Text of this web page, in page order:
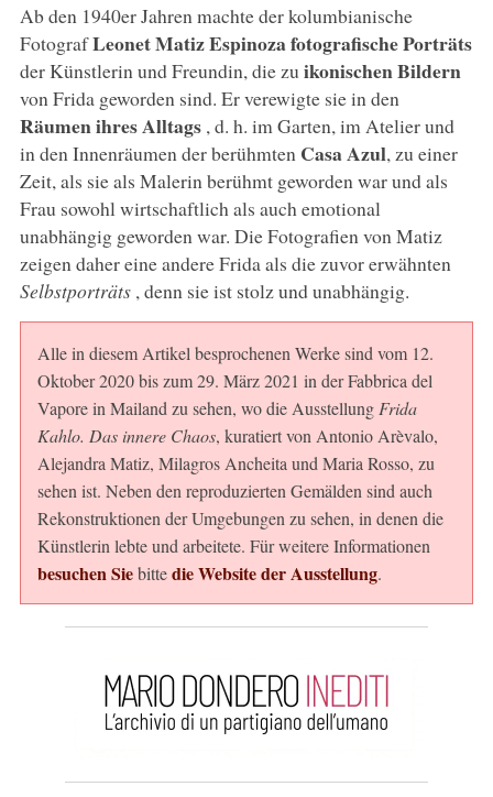
Ab den 1940er Jahren machte der kolumbianische
FotografLeonet Matiz Espinozafotografische Porträts
der Künstlerin und Freundin, die zuikonischen Bildern
von Frida geworden sind. Er verewigte sie in den
Räumen ihres Alltags , d. h. im Garten, im Atelier und
in den Innenräumen der berühmten Casa Azul, zu einer
Zeit, als sie als Malerin berühmt geworden war und als
Frau sowohl wirtschaftlich als auch emotional
unabhängig geworden war. Die Fotografien von Matiz
zeigen daher eine andere Frida als die zuvor erwähnten
Selbstporträts , denn sie ist stolz und unabhängig.
Alle in diesem Artikel besprochenen Werke sind vom 12.
Oktober 2020 bis zum 29. März 2021 in der Fabbrica del
Vapore in Mailand zu sehen, wo die Ausstellung Frida
Kahlo. Das innere Chaos, kuratiert von Antonio Arèvalo,
Alejandra Matiz, Milagros Ancheita und Maria Rosso, zu
sehen ist. Neben den reproduzierten Gemälden sind auch
Rekonstruktionen der Umgebungen zu sehen, in denen die
Künstlerin lebte und arbeitete. Für weitere Informationen
besuchen Siebittedie Website der Ausstellung.